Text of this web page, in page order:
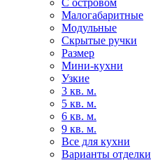
С островом
Малогабаритные
Модульные
Скрытые ручки
Размер
Мини-кухни
Узкие
3 кв. м.
5 кв. м.
6 кв. м.
9 кв. м.
Все для кухни
Варианты отделки